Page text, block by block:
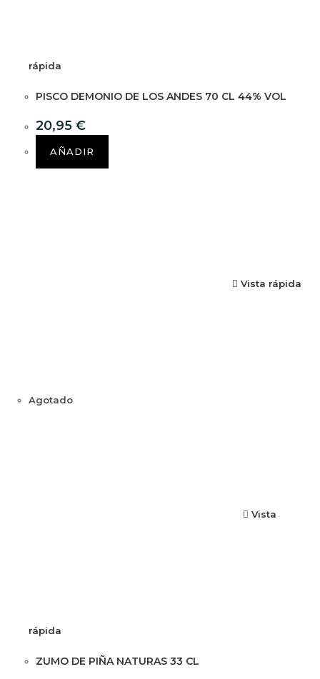
rápida
PISCO DEMONIO DE LOS ANDES 70 CL 44% VOL
20,95 €
AÑADIR
Vista rápida
Agotado
Vista
rápida
ZUMO DE PIÑA NATURAS 33 CL